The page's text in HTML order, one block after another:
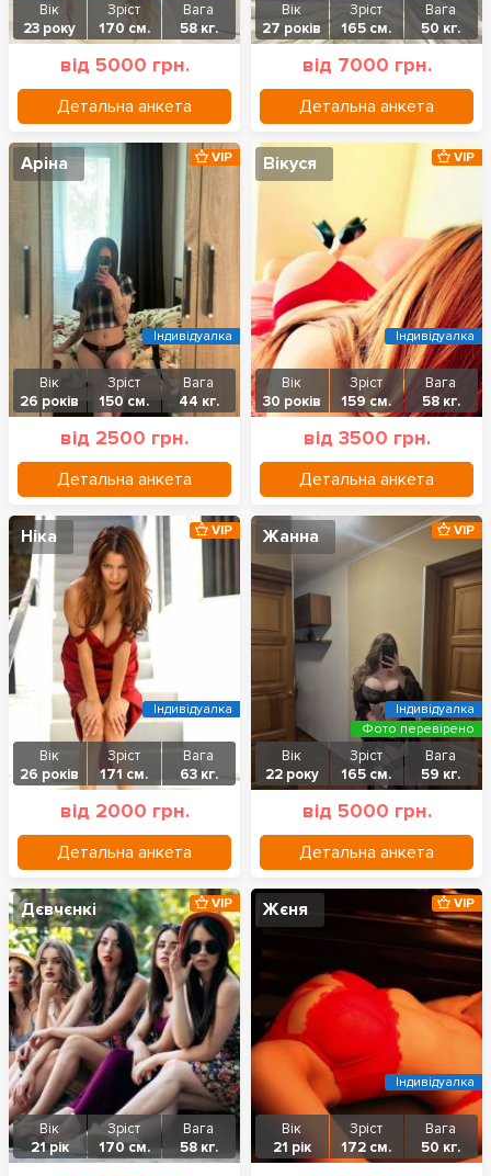
Вік
23 року
Зріст
170 см.
Вага
58 кг.
від 5000 грн.
Детальна анкета
Вік
27 років
Зріст
165 см.
Вага
50 кг.
від 7000 грн.
Детальна анкета
Аріна
Вік
26 років
Зріст
150 см.
Вага
44 кг.
від 2500 грн.
Детальна анкета
VIP
Індивідуалка
Вікуся
Вік
30 років
Зріст
159 см.
Вага
58 кг.
від 3500 грн.
Детальна анкета
VIP
Індивідуалка
Ніка
Вік
26 років
Зріст
171 см.
Вага
63 кг.
від 2000 грн.
Детальна анкета
VIP
Індивідуалка
Жанна
Вік
22 року
Зріст
165 см.
Вага
59 кг.
від 5000 грн.
Детальна анкета
VIP
Фото перевірено
Індивідуалка
Дєвчєнкі
Вік
21 рік
Зріст
170 см.
Вага
58 кг.
VIP Жєня
Вік
21 рік
Зріст
172 см.
Вага
50 кг.
VIP
Індивідуалка